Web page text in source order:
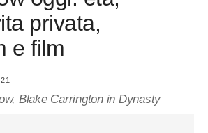
privata,
e film
Blake Carrington in Dynasty